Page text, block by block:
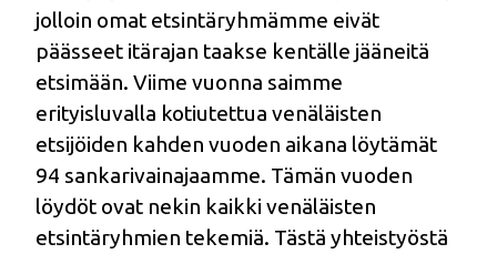
jolloin omat etsintäryhmämme eivät
päässeet itärajan taakse kentälle jääneitä
etsimään. Viime vuonna saimme
erityisluvalla kotiutettua venäläisten
etsijöiden kahden vuoden aikana löytämät
94 sankarivainajaamme. Tämän vuoden
löydöt ovat nekin kaikki venäläisten
etsintäryhmien tekemiä. Tästä yhteistyöstä